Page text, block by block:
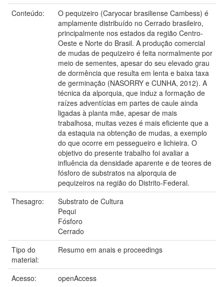
Conteúdo:
O pequizeiro (Caryocar brasiliense Cambess) é
amplamente distribuído no Cerrado brasileiro,
principalmente nos estados da região Centro-
Oeste e Norte do Brasil. A produção comercial
de mudas de pequizeiro é feita normalmente por
meio de sementes, apesar do seu elevado grau
de dormência que resulta em lenta e baixa taxa
de germinação (NASORRY e CUNHA, 2012). A
técnica da alporquia, que induz a formação de
raízes adventícias em partes de caule ainda
ligadas à planta mãe, apesar de mais
trabalhosa, muitas vezes é mais eficiente que a
da estaquia na obtenção de mudas, a exemplo
do que ocorre em pessegueiro e lichieira. O
objetivo do presente trabalho foi avaliar a
influência da densidade aparente e de teores de
fósforo de substratos na alporquia de
pequizeiros na região do Distrito-Federal.
Thesagro:
Substrato de Cultura
Pequi
Fósforo
Cerrado
Tipo do
material:
Resumo em anais e proceedings
Acesso:
openAccess